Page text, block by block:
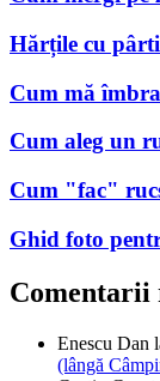
Hărțile cu
Cum mă
Cum aleg un
Cum "fac"
Ghid foto
Comentarii
Enescu Dan
(lângă